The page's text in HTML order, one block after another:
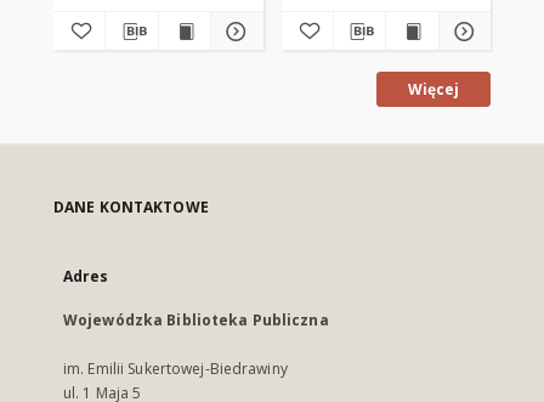
Więcej
DANE KONTAKTOWE
Adres
Wojewódzka Biblioteka Publiczna
im. Emilii Sukertowej-Biedrawiny
ul. 1 Maja 5